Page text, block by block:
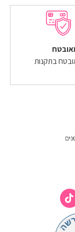
בתקנות